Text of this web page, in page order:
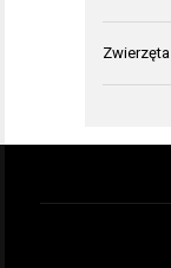
Zwierzęta